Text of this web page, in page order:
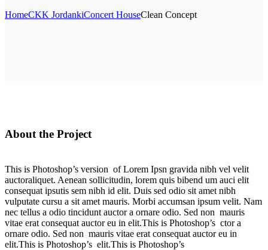
HomeCKK JordankiConcert HouseClean Concept
About the Project
This is Photoshop’s version of Lorem Ipsn gravida nibh vel velit
auctoraliquet. Aenean sollicitudin, lorem quis bibend um auci elit
consequat ipsutis sem nibh id elit. Duis sed odio sit amet nibh
vulputate cursu a sit amet mauris. Morbi accumsan ipsum velit. Nam
nec tellus a odio tincidunt auctor a ornare odio. Sed non mauris
vitae erat consequat auctor eu in elit.This is Photoshop’s ctor a
ornare odio. Sed non mauris vitae erat consequat auctor eu in
elit.This is Photoshop’s elit.This is Photoshop’s